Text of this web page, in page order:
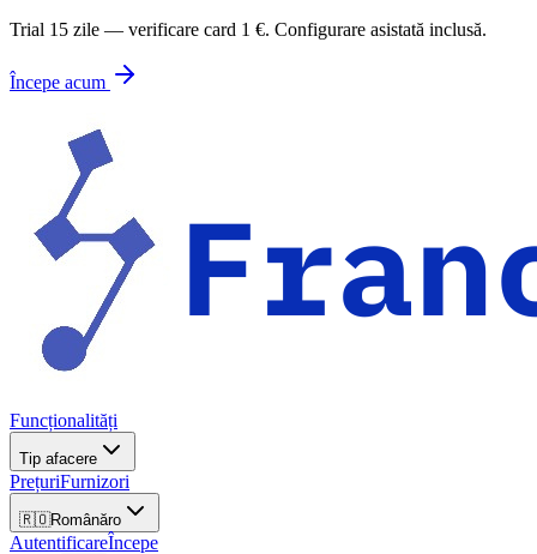
Trial 15 zile — verificare card 1 €. Configurare asistată inclusă.
Începe acum
Funcționalități
Tip afacere
PrețuriFurnizori
🇷🇴Românăro
AutentificareÎncepe